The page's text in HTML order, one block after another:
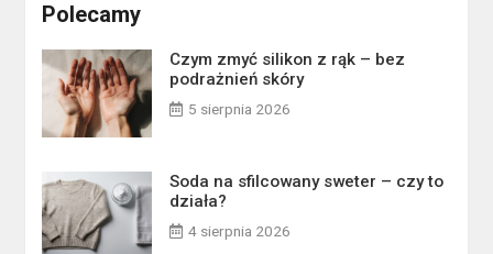
Polecamy
Czym zmyć silikon z rąk – bez
podrażnień skóry
5 sierpnia 2026
Soda na sfilcowany sweter – czy to
działa?
4 sierpnia 2026